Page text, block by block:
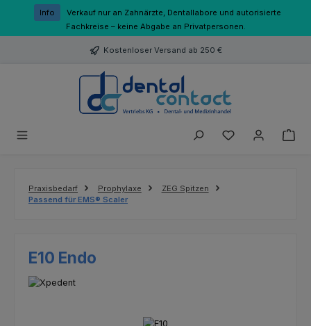
Zum Hauptinhalt springen
Info
Verkauf nur an Zahnärzte, Dentallabore und autorisierte
Fachkreise – keine Abgabe an Privatpersonen.
Kostenloser Versand ab 250 €
Du hast 0
Praxisbedarf Prophylaxe
ZEG Spitzen
Passend für EMS® Scaler
E10 Endo